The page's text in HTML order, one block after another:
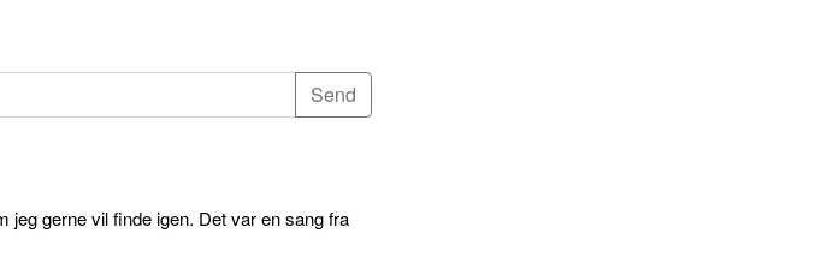
gerne vil finde igen. Det var en sang fra